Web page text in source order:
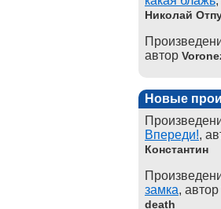
Николай
автор
Новые
Впереди!,
Константин
замка, автор
death